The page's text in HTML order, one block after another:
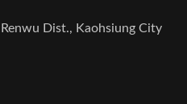
Dist., Kaohsiung City